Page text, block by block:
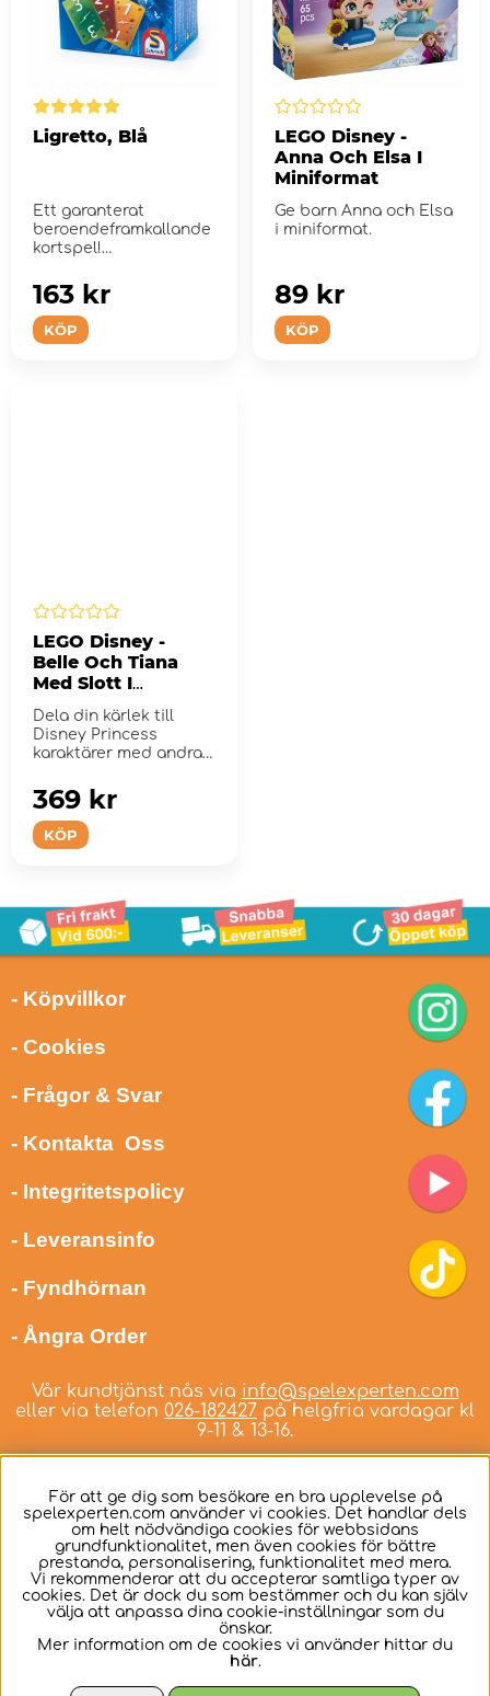
Ligretto, Blå
Ett garanterat
beroendeframkallande
kortspel!
KÖP
163 kr
LEGO Disney -
Anna Och Elsa I
Miniformat
Ge barn Anna och Elsa
i miniformat.
KÖP
89 kr
LEGO Disney -
Belle Och Tiana
Med Slott I
Miniformat
Dela din kärlek till
Disney Princess
karaktärer med andra
KÖP
369 kr
- Köpvillkor
- Cookies
- Frågor & Svar
- Kontakta Oss
- Integritetspolicy
- Leveransinfo
- Fyndhörnan
- Ångra Order
Vår kundtjänst nås via info@spelexperten.com
eller via telefon 026-182427 på helgfria vardagar kl
9-11 & 13-16.
Svenska
För att ge dig som besökare en bra upplevelse på
spelexperten.com använder vi cookies. Det handlar dels
om helt nödvändiga cookies för webbsidans
grundfunktionalitet, men även cookies för bättre
prestanda, personalisering, funktionalitet med mera.
Vi rekommenderar att du accepterar samtliga typer av
cookies. Det är dock du som bestämmer och du kan själv
välja att anpassa dina cookie-inställningar som du
önskar.
Mer information om de cookies vi använder hittar du
här.